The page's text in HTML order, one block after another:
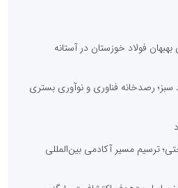
فولاد خوزستان در آستانه
سبز؛ رصدخانه فناوری و نوآوری بستری
ترسیم مسیر آکادمی بین‌المللی